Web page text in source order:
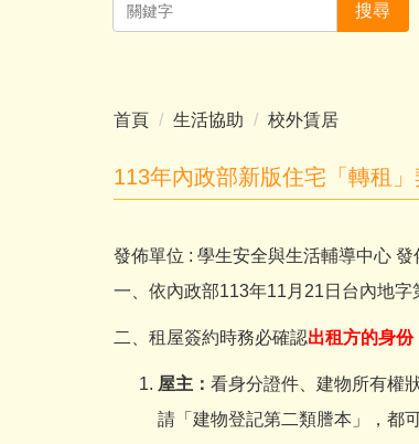
搜尋
首頁 生活協助 校外賃居
113年內政部新版住宅「轉租
發佈單位 : 學生安全與生活輔導中心 發
一、依內政部113年11月21日台內地
二、租屋簽約時務必確認出租方的身份
屋主： 看身分證件、建物所有權
請「建物登記第二類謄本」，都